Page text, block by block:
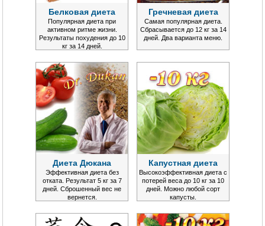
Белковая диета
Популярная диета при
активном ритме жизни.
Результаты похудения до 10
кг за 14 дней.
Гречневая диета
Самая популярная диета.
Сбрасывается до 12 кг за 14
дней. Два варианта меню.
Диета Дюкана
Эффективная диета без
отката. Результат 5 кг за 7
дней. Сброшенный вес не
вернется.
Капустная диета
Высокоэффективная диета с
потерей веса до 10 кг за 10
дней. Можно любой сорт
капусты.